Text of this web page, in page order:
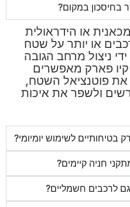
בחיסכון במקום?
או הידראולית
או יותר על שטח
ניצול מרחב הגובה
פארק מאפשרים
את פוטנציאל השטח,
ולשפר את איכות
לשימוש יומיומי?
חניה קיימים?
לרכבים חשמליים?